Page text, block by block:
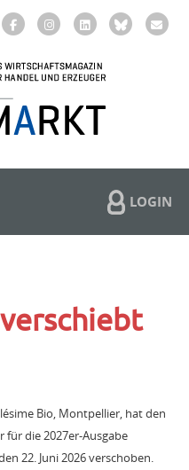
LOGIN
Bio, Montpellier, hat den
für die 2027er-Ausgabe
22. Juni 2026 verschoben.